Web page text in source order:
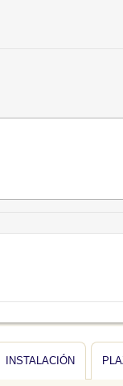
INSTALACIÓN